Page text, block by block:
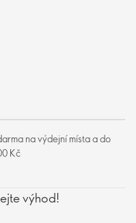
na výdejní místa a do
Kč
výhod!